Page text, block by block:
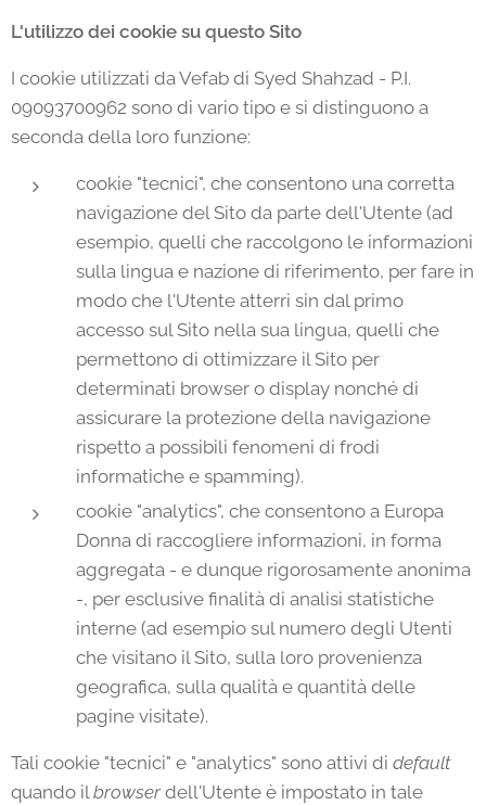
L'utilizzo dei cookie su questo Sito
I cookie utilizzati da Vefab di Syed Shahzad - P.I.
09093700962 sono di vario tipo e si distinguono a
seconda della loro funzione:
cookie "tecnici", che consentono una corretta
navigazione del Sito da parte dell'Utente (ad
esempio, quelli che raccolgono le informazioni
sulla lingua e nazione di riferimento, per fare in
modo che l'Utente atterri sin dal primo
accesso sul Sito nella sua lingua, quelli che
permettono di ottimizzare il Sito per
determinati browser o display nonché di
assicurare la protezione della navigazione
rispetto a possibili fenomeni di frodi
informatiche e spamming).
cookie "analytics", che consentono a Europa
Donna di raccogliere informazioni, in forma
aggregata - e dunque rigorosamente anonima
-, per esclusive finalità di analisi statistiche
interne (ad esempio sul numero degli Utenti
che visitano il Sito, sulla loro provenienza
geografica, sulla qualità e quantità delle
pagine visitate).
Tali cookie "tecnici" e "analytics" sono attivi di default
quando ilbrowserdell'Utente è impostato in tale